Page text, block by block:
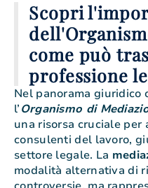
Scopri
come può
professione
Nel panorama giuridico
l’Organismo di
una risorsa cruciale per
consulenti del lavoro,
settore legale. La
modalità alternativa di